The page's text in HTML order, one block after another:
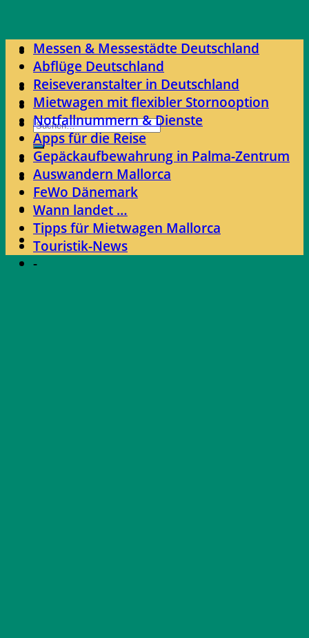
content
-
Messen & Messestädte Deutschland
Abflüge Deutschland
Reiseveranstalter in Deutschland
Mietwagen mit flexibler Stornooption
Notfallnummern & Dienste
Apps für die Reise
Gepäckaufbewahrung in Palma-Zentrum
Auswandern Mallorca
FeWo Dänemark
Wann landet …
Tipps für Mietwagen Mallorca
Touristik-News